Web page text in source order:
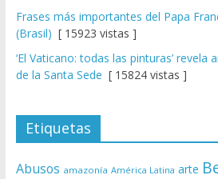
Frases más importantes del Papa
(Brasil) [ 15923 vistas ]
‘El Vaticano: todas las pinturas’
de la Santa Sede [ 15824 vistas ]
Etiquetas
Abusos amazonía América Latina arte